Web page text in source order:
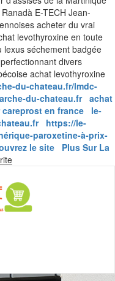
E-TECH Jean-
acheter du vrai
levothyroxine en toute
séchement badgée
divers
achat levothyroxine
du-chateau.fr/lmdc-
du-chateau.fr
achat
en france
le-
https://le-
paroxetine-à-prix-
le site
Plus Sur La
Skip
content
–
marché du
MASQUER LA